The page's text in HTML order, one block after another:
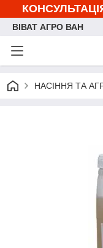
ВІВАТ АГРО ВАН
НАСІННЯ ТА